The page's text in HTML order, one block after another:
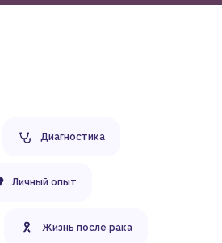
Диагностика
Личный опыт
Жизнь после рака